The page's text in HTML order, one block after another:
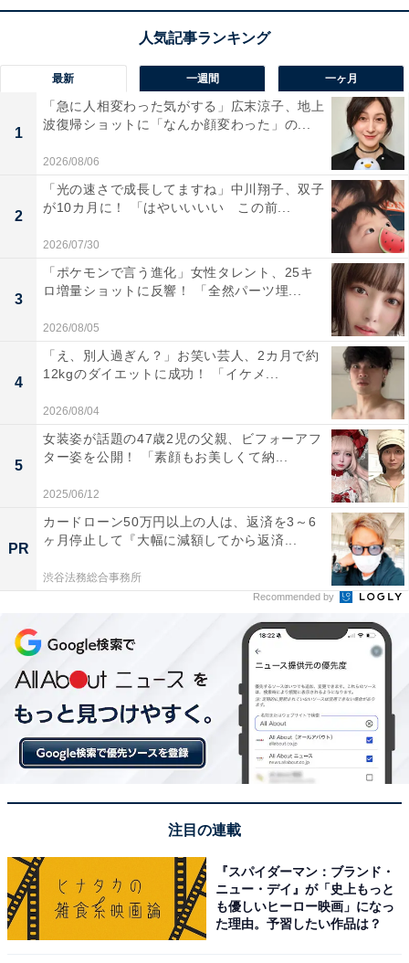
最新 一週間 一ヶ月
1
「急に人相変わった気がする」広末涼子、地上
波復帰ショットに「なんか顔変わった」の...
2026/08/06
2
「光の速さで成長してますね」中川翔子、双子
が10カ月に！ 「はやいいいい この前...
2026/07/30
3
「ポケモンで言う進化」女性タレント、25キ
ロ増量ショットに反響！ 「全然パーツ埋...
2026/08/05
4
「え、別人過ぎん？」お笑い芸人、2カ月で約
12kgのダイエットに成功！ 「イケメ...
2026/08/04
5
女装姿が話題の47歳2児の父親、ビフォーアフ
ター姿を公開！ 「素顔もお美しくて納...
2025/06/12
PR
カードローン50万円以上の人は、返済を3～6
ヶ月停止して『大幅に減額してから返済...
渋谷法務総合事務所
Recommended by
注目の連載
『スパイダーマン：ブランド・
ニュー・デイ』が「史上もっと
も優しいヒーロー映画」になっ
た理由。予習したい作品は？